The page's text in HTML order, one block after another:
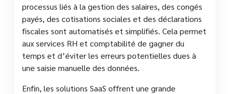
processus liés à la gestion des salaires, des congés
payés, des cotisations sociales et des déclarations
fiscales sont automatisés et simplifiés. Cela permet
aux services RH et comptabilité de gagner du
temps et d’éviter les erreurs potentielles dues à
une saisie manuelle des données.
Enfin, les solutions SaaS offrent une grande